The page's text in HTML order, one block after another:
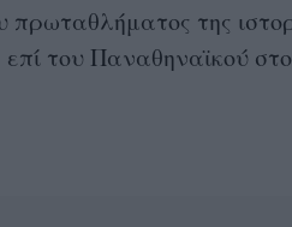
της
του Παναθηναϊκού